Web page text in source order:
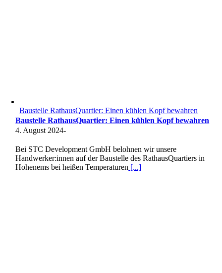
Baustelle RathausQuartier: Einen kühlen Kopf bewahren
Baustelle RathausQuartier: Einen kühlen Kopf bewahren
4. August 2024-
Bei STC Development GmbH belohnen wir unsere
Handwerker:innen auf der Baustelle des RathausQuartiers in
Hohenems bei heißen Temperaturen [...]